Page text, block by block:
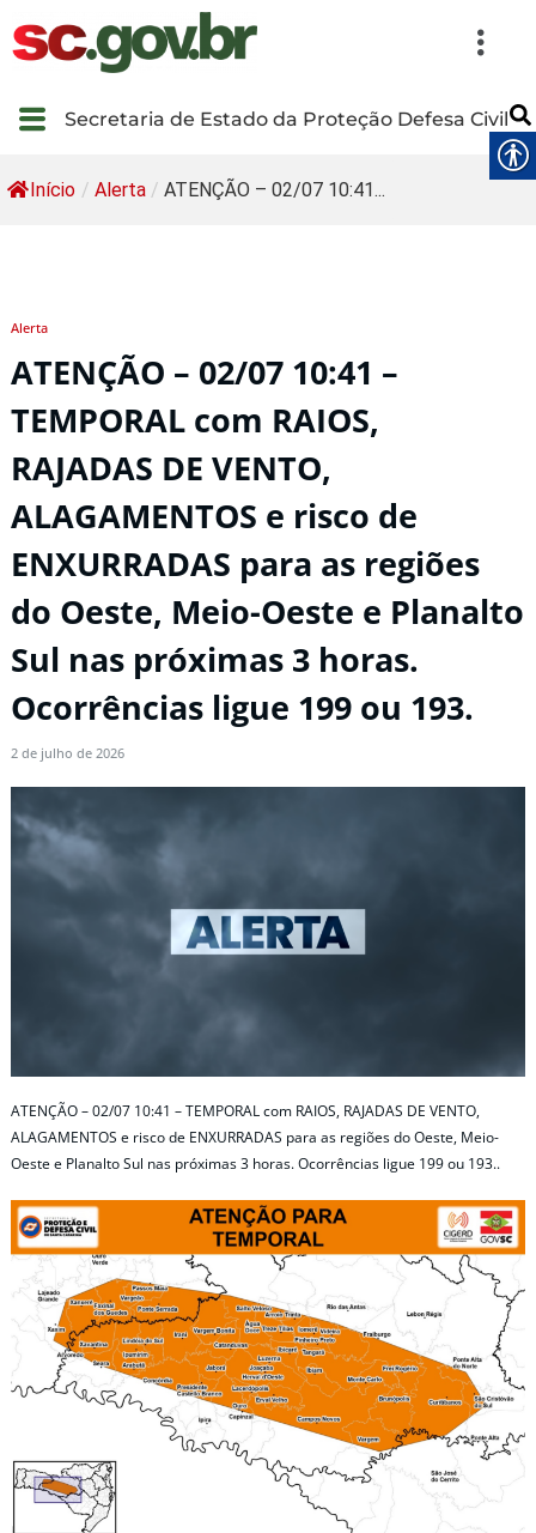
Secretaria de Estado da Proteção Defesa Civil
Início / Alerta / ATENÇÃO – 02/07 10:41...
Alerta
ATENÇÃO – 02/07 10:41 –
TEMPORAL com RAIOS,
RAJADAS DE VENTO,
ALAGAMENTOS e risco de
ENXURRADAS para as regiões
do Oeste, Meio-Oeste e Planalto
Sul nas próximas 3 horas.
Ocorrências ligue 199 ou 193.
2 de julho de 2026
ATENÇÃO – 02/07 10:41 – TEMPORAL com RAIOS, RAJADAS DE VENTO,
ALAGAMENTOS e risco de ENXURRADAS para as regiões do Oeste, Meio-
Oeste e Planalto Sul nas próximas 3 horas. Ocorrências ligue 199 ou 193..